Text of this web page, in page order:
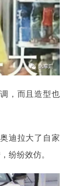
，而且造型也
迪拉大了自家
纷纷效仿。